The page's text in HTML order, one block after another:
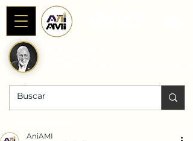
AniAMI